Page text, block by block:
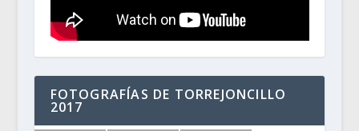
FOTOGRAFÍAS DE TORREJONCILLO
2017